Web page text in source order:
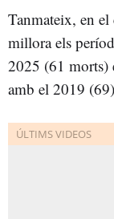
Tanmateix, en
millora els
2025 (61 morts)
amb el 2019